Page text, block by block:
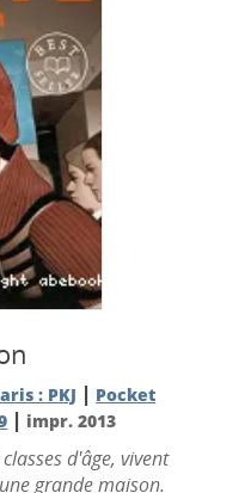
: PKJ | Pocket
| impr. 2013
d'âge, vivent
grande maison.